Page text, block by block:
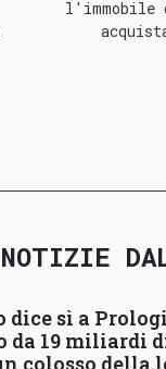
l'immobile
NOTIZIE
dice sì a
da 19 miliardi